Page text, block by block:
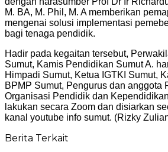
M. BA, M. Phil, M. A memberikan
mengenai solusi implementasi
bagi tenaga pendidik.
Hadir pada kegaitan tersebut,
Sumut, Kamis Pendidikan Sumut A.
Himpadi Sumut, Ketua IGTKI Sumut,
BPMP Sumut, Pengurus dan anggota
Organisasi Pendidik dan
lakukan secara Zoom dan disiarkan
kanal youtube info sumut. (Rizky
Berita Terkait